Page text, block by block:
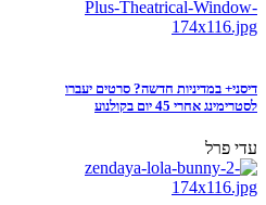
דיסני+ במדיניות חדשה? סרטים יעברו
לסטרימינג אחרי 45 יום בקולנוע
עדי פרל